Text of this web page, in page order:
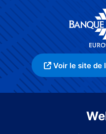
Voir le site de